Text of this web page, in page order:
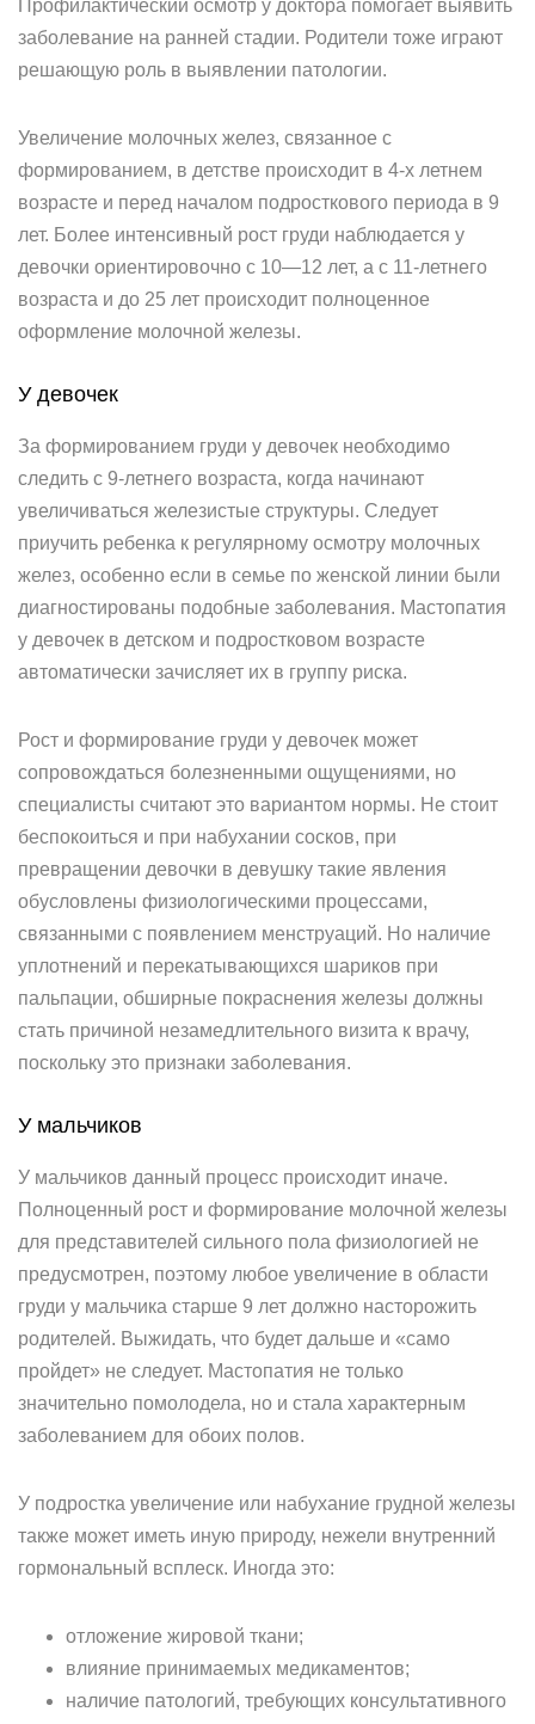
Профилактический осмотр у доктора помогает выявить
заболевание на ранней стадии. Родители тоже играют
решающую роль в выявлении патологии.
Увеличение молочных желез, связанное с
формированием, в детстве происходит в 4-х летнем
возрасте и перед началом подросткового периода в 9
лет. Более интенсивный рост груди наблюдается у
девочки ориентировочно с 10—12 лет, а с 11-летнего
возраста и до 25 лет происходит полноценное
оформление молочной железы.
У девочек
За формированием груди у девочек необходимо
следить с 9-летнего возраста, когда начинают
увеличиваться железистые структуры. Следует
приучить ребенка к регулярному осмотру молочных
желез, особенно если в семье по женской линии были
диагностированы подобные заболевания. Мастопатия
у девочек в детском и подростковом возрасте
автоматически зачисляет их в группу риска.
Рост и формирование груди у девочек может
сопровождаться болезненными ощущениями, но
специалисты считают это вариантом нормы. Не стоит
беспокоиться и при набухании сосков, при
превращении девочки в девушку такие явления
обусловлены физиологическими процессами,
связанными с появлением менструаций. Но наличие
уплотнений и перекатывающихся шариков при
пальпации, обширные покраснения железы должны
стать причиной незамедлительного визита к врачу,
поскольку это признаки заболевания.
У мальчиков
У мальчиков данный процесс происходит иначе.
Полноценный рост и формирование молочной железы
для представителей сильного пола физиологией не
предусмотрен, поэтому любое увеличение в области
груди у мальчика старше 9 лет должно насторожить
родителей. Выжидать, что будет дальше и «само
пройдет» не следует. Мастопатия не только
значительно помолодела, но и стала характерным
заболеванием для обоих полов.
У подростка увеличение или набухание грудной железы
также может иметь иную природу, нежели внутренний
гормональный всплеск. Иногда это:
отложение жировой ткани;
влияние принимаемых медикаментов;
наличие патологий, требующих консультативного